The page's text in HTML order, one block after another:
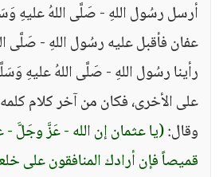
أرسل رسُول اللهِ - صَلَّى اللهُ عليهِ
عفان فأقبل عليه رسُول اللهِ - صَلَّى
رأينا رسُول اللهِ - صَلَّى اللهُ عليهِ
على الأخرى، فكان من آخر كلام
وقال:(يا عثمان إن الله - عَزَّ وجَلَّ
قميصاً فإن أرادك المنافقون على